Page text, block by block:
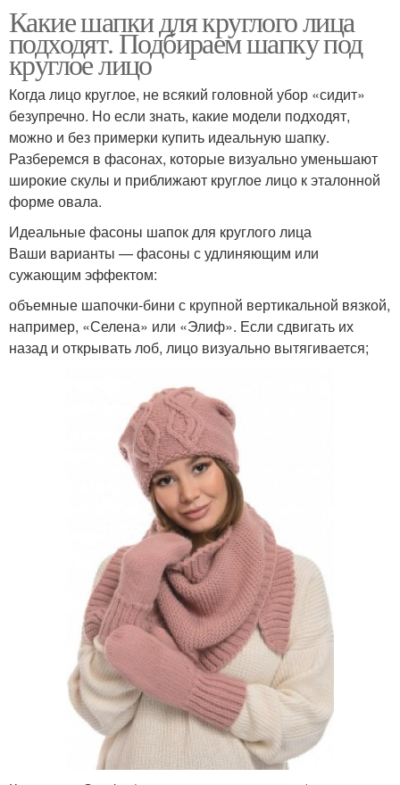
Какие шапки для круглого лица
подходят. Подбираем шапку под
круглое лицо
Когда лицо круглое, не всякий головной убор «сидит»
безупречно. Но если знать, какие модели подходят,
можно и без примерки купить идеальную шапку.
Разберемся в фасонах, которые визуально уменьшают
широкие скулы и приближают круглое лицо к эталонной
форме овала.
Идеальные фасоны шапок для круглого лица
Ваши варианты — фасоны с удлиняющим или
сужающим эффектом:
объемные шапочки-бини с крупной вертикальной вязкой,
например, «Селена» или «Элиф». Если сдвигать их
назад и открывать лоб, лицо визуально вытягивается;